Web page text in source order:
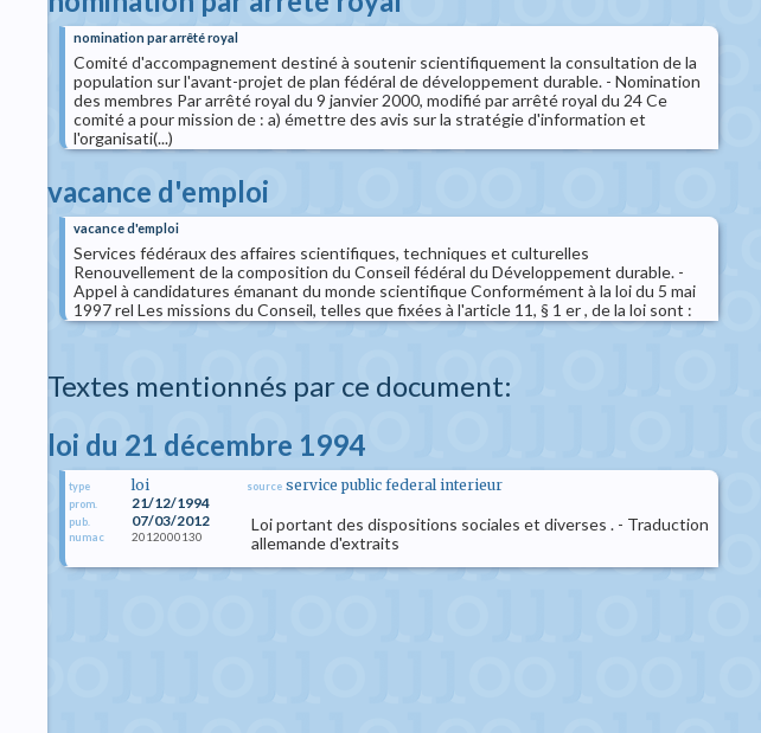
nomination par arrêté royal
Comité d'accompagnement destiné à soutenir scientifiquement la consultation de la
population sur l'avant-projet de plan fédéral de développement durable. - Nomination
des membres Par arrêté royal du 9 janvier 2000, modifié par arrêté royal du 24 Ce
comité a pour mission de : a) émettre des avis sur la stratégie d'information et
l'organisati(...)
vacance d'emploi
vacance d'emploi
Services fédéraux des affaires scientifiques, techniques et culturelles
Renouvellement de la composition du Conseil fédéral du Développement durable. -
Appel à candidatures émanant du monde scientifique Conformément à la loi du 5 mai
1997 rel Les missions du Conseil, telles que fixées à l'article 11, § 1 er , de la loi sont :
Textes mentionnés par ce document:
loi du 21 décembre 1994
type loi
prom. 21/12/1994
pub. 07/03/2012
numac 2012000130
source service public federal interieur
Loi portant des dispositions sociales et diverses . - Traduction
allemande d'extraits